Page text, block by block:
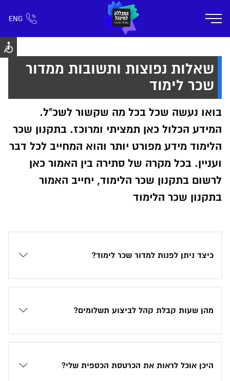
ENG
חפש כל דבר רישום ומידע אזור אישי
אודות תוכניות הלימוד קמפוס דימונה חיי
שאלות נפוצות ותשובות ממדור
שכר לימוד
בואו נעשה שכל בכל מה שקשור לשכ"ל.
המידע הכלול כאן תמציתי ומרוכז. בתקנון שכר
הלימוד מידע מפורט יותר והוא המחייב לכל דבר
ועניין. בכל מקרה של סתירה בין האמור כאן
לרשום בתקנון שכר הלימוד, יחייב האמור
בתקנון שכר הלימוד
כיצד ניתן לפנות למדור שכר לימוד?
מהן שעות קבלת קהל לביצוע תשלומים?
היכן אוכל לראות את הכרטסת הכספית שלי?